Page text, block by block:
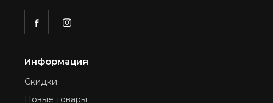
Информация
Скидки
Новые товары